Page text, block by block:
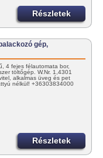
Részletek
gép,
4 fejes félautomata bor,
töltőgép. W.Nr. 1,4301
alkalmas üveg és pet
nélkül! +36303834000
Részletek